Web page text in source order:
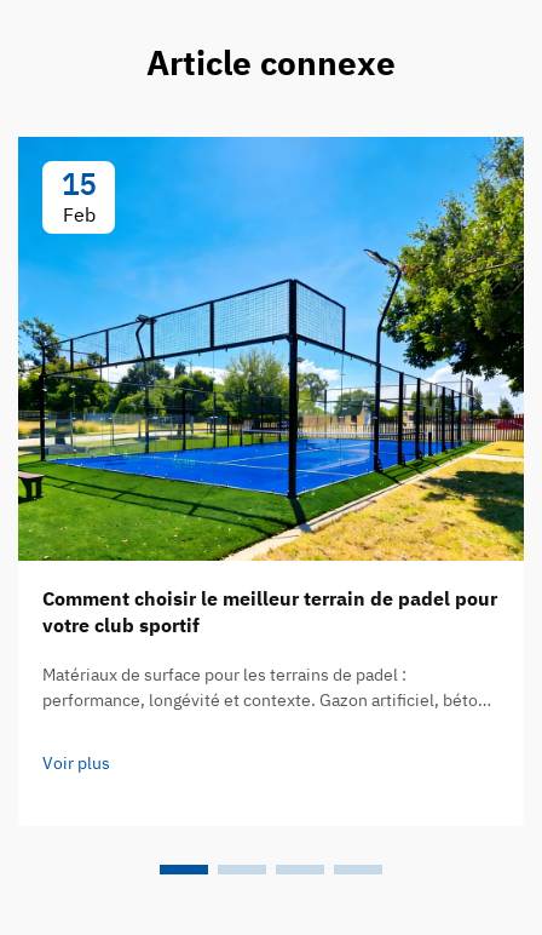
Article connexe
15
Feb
Comment choisir le meilleur terrain de padel pour
votre club sportif
Matériaux de surface pour les terrains de padel :
performance, longévité et contexte. Gazon artificiel, béton
différence en ce qui concerne la manière dont les joueurs…
Voir plus